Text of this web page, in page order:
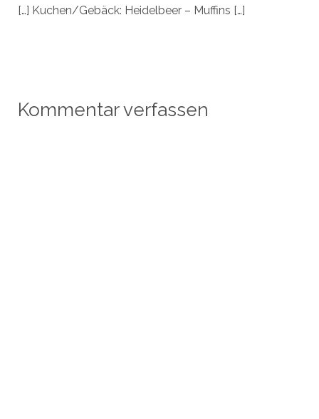
[…] Kuchen/Gebäck: Heidelbeer – Muffins […]
Kommentar verfassen